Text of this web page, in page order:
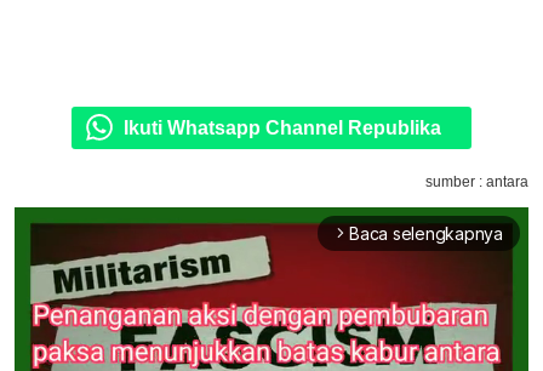
Ikuti Whatsapp Channel Republika
sumber : antara
arrow_forward_ios Baca selengkapnya